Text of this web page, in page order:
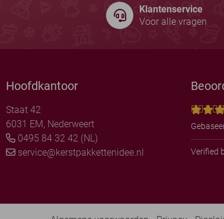
Klantenservice
Voor alle vragen
Hoofdkantoor
Staat 42
6031 EM, Nederweert
0495 84 32 42 (NL)
service@kerstpakkettenidee.nl
Verified